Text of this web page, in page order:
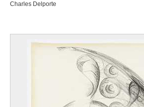
Charles Delporte